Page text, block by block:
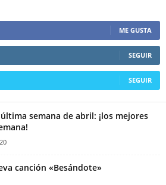
ME GUSTA
SEGUIR
SEGUIR
semana de abril: ¡los mejores
canción «Besándote»